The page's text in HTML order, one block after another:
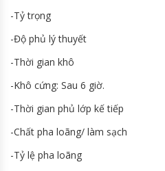
-Tỷ trọng 1.25
-Độ phủ lý thuyết
-Thời gian khô Khô
-Khô cứng: Sau 6 giờ.
-Thời gian phủ lớp kế tiếp
-Chất pha loãng/ làm sạch
-Tỷ lệ pha loãng